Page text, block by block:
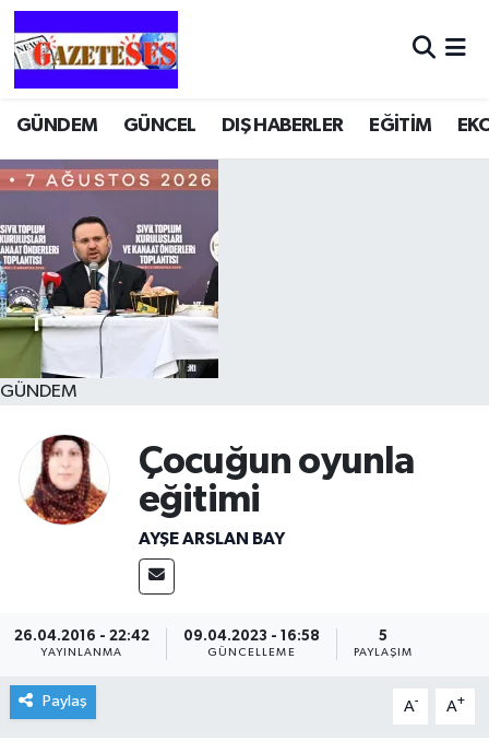
GÜNDEM GÜNCEL DIŞ HABERLER EĞİTİM
GÜNDEM
Çocuğun oyunla
eğitimi
AYŞE ARSLAN BAY
26.04.2016 - 22:42
YAYINLANMA
09.04.2023 - 16:58
GÜNCELLEME
5
PAYLAŞIM
Paylaş A- A+